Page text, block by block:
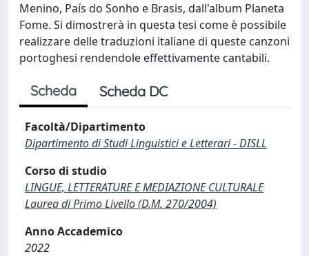
Menino, País do Sonho e Brasis, dall'album Planeta
Fome. Si dimostrerà in questa tesi come è possibile
realizzare delle traduzioni italiane di queste canzoni
portoghesi rendendole effettivamente cantabili.
Scheda Scheda DC
Facoltà/Dipartimento
Dipartimento di Studi Linguistici e Letterari - DISLL
Corso di studio
LINGUE, LETTERATURE E MEDIAZIONE CULTURALE
Laurea di Primo Livello (D.M. 270/2004)
Anno Accademico
2022